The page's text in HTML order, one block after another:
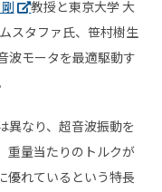
教授と東京大学 大
スタファ氏、笹村樹生
波モータを最適駆動す
異なり、超音波振動を
重量当たりのトルクが
優れているという特長